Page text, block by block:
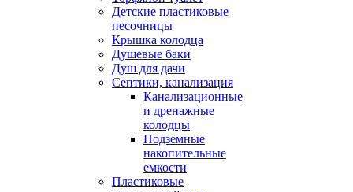
Детские пластиковые
песочницы
Крышка колодца
Душевые баки
Душ для дачи
Септики, канализация
Канализационные
и дренажные
колодцы
Подземные
накопительные
емкости
Пластиковые